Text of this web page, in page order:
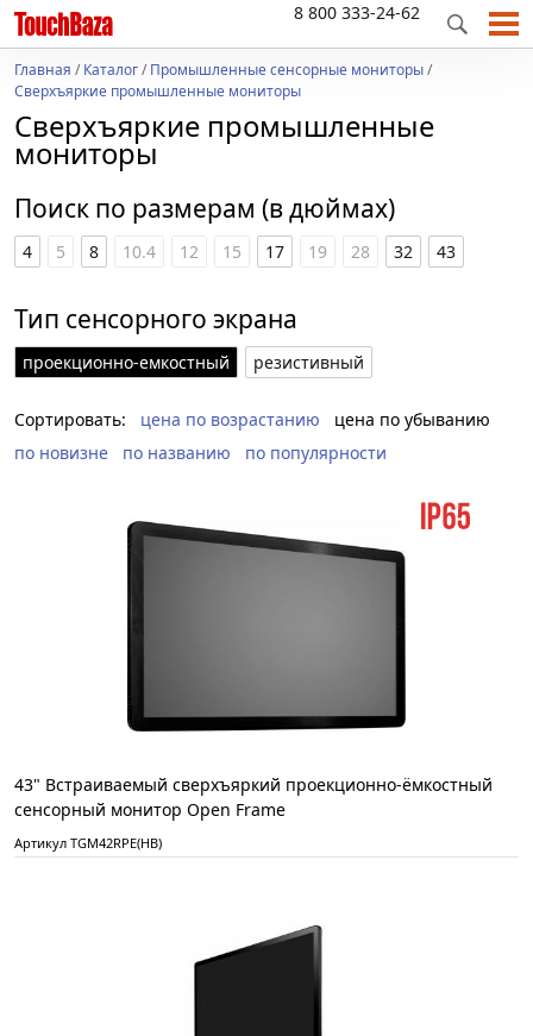
8 800 333-24-62
Главная /Каталог/Промышленные сенсорные мониторы/
Сверхъяркие промышленные мониторы
Сверхъяркие промышленные
мониторы
Поиск по размерам (в дюймах)
4 5 8 10.4 12 15 17 19 28 32 43
Тип сенсорного экрана
проекционно-емкостный резистивный
Сортировать: цена по возрастанию
цена по убыванию
по новизне
по названию по популярности
43" Встраиваемый сверхъяркий проекционно-ёмкостный
сенсорный монитор Open Frame
Артикул TGM42RPE(HB)